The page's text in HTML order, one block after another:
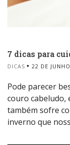
7 dicas para
DICAS 22 DE
Pode parecer
couro cabeludo,
também sofre
inverno que